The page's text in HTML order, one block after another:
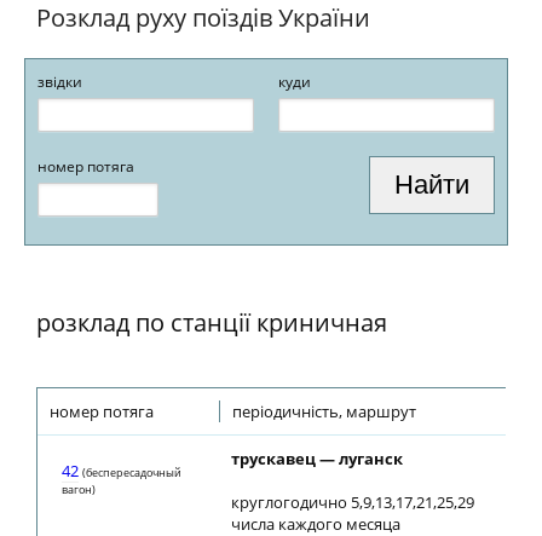
Розклад руху поїздів України
звідки куди
номер потяга
розклад по станції криничная
номер потяга періодичність, маршрут
42 (беспересадочный
вагон)
трускавец — луганск
круглогодично 5,9,13,17,21,25,29
числа каждого месяца